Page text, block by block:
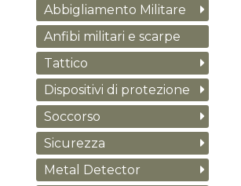
Abbigliamento Militare
Anfibi militari e scarpe
Tattico
Dispositivi di protezione
Soccorso
Sicurezza
Metal Detector